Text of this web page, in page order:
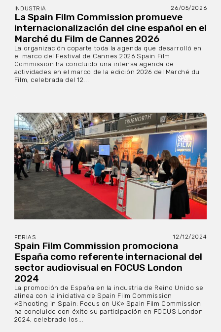
INDUSTRIA 26/05/2026
La Spain Film Commission promueve
internacionalización del cine español en el
Marché du Film de Cannes 2026
La organización coparte toda la agenda que desarrolló en
el marco del Festival de Cannes 2026 Spain Film
Commission ha concluido una intensa agenda de
actividades en el marco de la edición 2026 del Marché du
Film, celebrada del 12...
FERIAS 12/12/2024
Spain Film Commission promociona
España como referente internacional del
sector audiovisual en FOCUS London
2024
La promoción de España en la industria de Reino Unido se
alinea con la iniciativa de Spain Film Commission
«Shooting in Spain: Focus on UK» Spain Film Commission
ha concluido con éxito su participación en FOCUS London
2024, celebrado los...